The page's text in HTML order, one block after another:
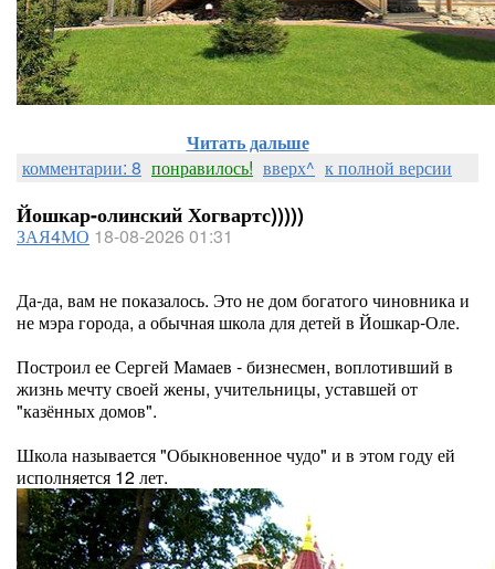
Читать дальше
комментарии: 8 понравилось! вверх^ к полной версии
Йошкар-олинский Хогвартс)))))
ЗАЯ4МО 18-08-2026 01:31
Да-да, вам не показалось. Это не дом богатого чиновника и
не мэра города, а обычная школа для детей в Йошкар-Оле.
Построил ее Сергей Мамаев - бизнесмен, воплотивший в
жизнь мечту своей жены, учительницы, уставшей от
"казённых домов".
Школа называется "Обыкновенное чудо" и в этом году ей
исполняется 12 лет.